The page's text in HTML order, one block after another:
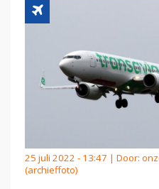
25 juli 2022 - 13:47 | Door:
(archieffoto)